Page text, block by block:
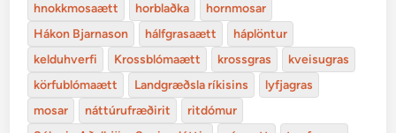
hnokkmosaætt
horblaðka
hornmosar
Hákon Bjarnason
hálfgrasaætt
háplöntur
kelduhverfi
Krossblómaætt krossgras
kveisugras
körfublómaætt
Landgræðsla ríkisins
lyfjagras
mosar
náttúrufræðirit
ritdómur